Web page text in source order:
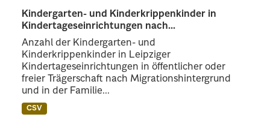
Kindergarten- und Kinderkrippenkinder in
Kindertageseinrichtungen nach...
Anzahl der Kindergarten- und
Kinderkrippenkinder in Leipziger
Kindertageseinrichtungen in öffentlicher oder
freier Trägerschaft nach Migrationshintergrund
und in der Familie...
CSV